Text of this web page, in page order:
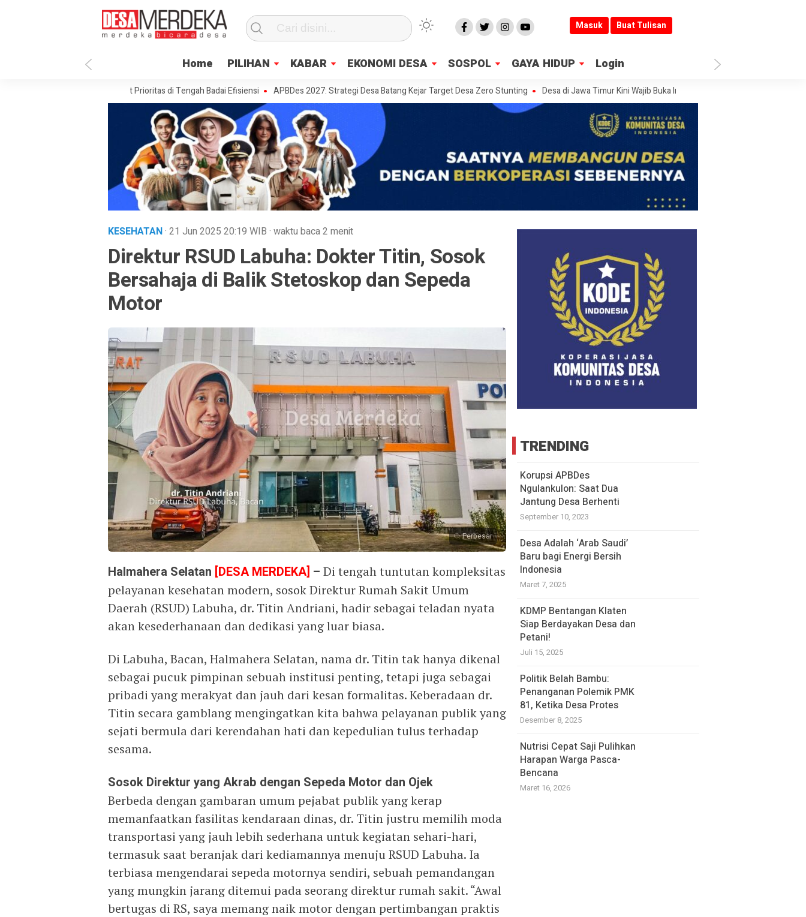
Masuk Buat Tulisan
Home PILIHAN KABAR EKONOMI DESA SOSPOL GAYA HIDUP Login
Paenre Lompoe Merajut Prioritas di Tengah Badai Efisiensi APBDes 2027: Strategi Desa Batang Kejar Target Desa Zero Stunting Desa di Jawa Timur Kini Wajib Buka Informasi
KESEHATAN· 21 Jun 2025 20:19 WIB · waktu baca 2 menit
Direktur RSUD Labuha: Dokter Titin, Sosok
Bersahaja di Balik Stetoskop dan Sepeda
Motor
Perbesar
Halmahera Selatan [DESA MERDEKA] – Di tengah tuntutan kompleksitas
pelayanan kesehatan modern, sosok Direktur Rumah Sakit Umum
Daerah (RSUD) Labuha, dr. Titin Andriani, hadir sebagai teladan nyata
akan kesederhanaan dan dedikasi yang luar biasa.
Di Labuha, Bacan, Halmahera Selatan, nama dr. Titin tak hanya dikenal
sebagai pucuk pimpinan sebuah institusi penting, tetapi juga sebagai
pribadi yang merakyat dan jauh dari kesan formalitas. Keberadaan dr.
Titin secara gamblang mengingatkan kita bahwa pelayanan publik yang
sejati bermula dari kerendahan hati dan kepedulian tulus terhadap
sesama.
Sosok Direktur yang Akrab dengan Sepeda Motor dan Ojek
Berbeda dengan gambaran umum pejabat publik yang kerap
memanfaatkan fasilitas kendaraan dinas, dr. Titin justru memilih moda
transportasi yang jauh lebih sederhana untuk kegiatan sehari-hari,
termasuk saat beranjak dari kediamannya menuju RSUD Labuha. Ia
terbiasa mengendarai sepeda motornya sendiri, sebuah pemandangan
yang mungkin jarang ditemui pada seorang direktur rumah sakit. “Awal
bertugas di RS, saya memang naik motor dengan pertimbangan praktis
TRENDING
Korupsi APBDes
Ngulankulon: Saat Dua
Jantung Desa Berhenti
September 10, 2023
Desa Adalah ‘Arab Saudi’
Baru bagi Energi Bersih
Indonesia
Maret 7, 2025
KDMP Bentangan Klaten
Siap Berdayakan Desa dan
Petani!
Juli 15, 2025
Politik Belah Bambu:
Penanganan Polemik PMK
81, Ketika Desa Protes
Desember 8, 2025
Nutrisi Cepat Saji Pulihkan
Harapan Warga Pasca-
Bencana
Maret 16, 2026